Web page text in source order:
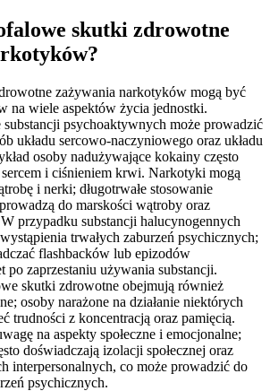
skutki zdrowotne
zażywania narkotyków mogą być
na wiele aspektów życia jednostki.
substancji psychoaktywnych może prowadzić
układu sercowo-naczyniowego oraz układu
osoby nadużywające kokainy często
i ciśnieniem krwi. Narkotyki mogą
i nerki; długotrwałe stosowanie
do marskości wątroby oraz
przypadku substancji halucynogennych
trwałych zaburzeń psychicznych;
flashbacków lub epizodów
po zaprzestaniu używania substancji.
skutki zdrowotne obejmują również
osoby narażone na działanie niektórych
trudności z koncentracją oraz pamięcią.
na aspekty społeczne i emocjonalne;
doświadczają izolacji społecznej oraz
interpersonalnych, co może prowadzić do
psychicznych.